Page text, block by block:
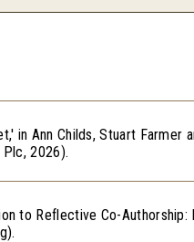
in Ann Childs, Stuart Farmer
Plc, 2026).
to Reflective Co-Authorship: